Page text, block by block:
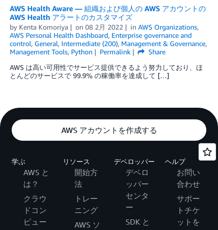
AWS Health Aware — 組織および個人の AWS アカウントの
AWS Health アラートのカスタマイズ
by Kenta Komoriya on 08 2月 2022 in AWS Organizations,
AWS Personal Health Dashboard, Enterprise governance and
control, General, Intermediate (200), Management & Governance,
Management Tools, Python Permalink
Share
AWS は高い可用性でサービス提供できるよう努力しており、ほ
とんどのサービスで 99.9% の稼働率を達成して […]
AWS アカウントを作成する
学ぶ
AWS と
は？
クラウ
ドコン
ピュー
リソース
開始方
法
トレー
ニング
AWS ソ
デベロッパー
デベロ
ッパー
センタ
ー
SDK と
ヘルプ
お問い
合わせ
サポー
トチケ
ットを